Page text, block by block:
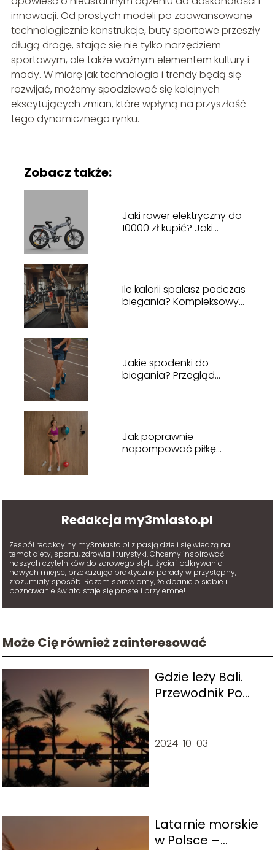
innowacji. Od prostych modeli po zaawansowane
technologicznie konstrukcje, buty sportowe przeszły
długą drogę, stając się nie tylko narzędziem
sportowym, ale także ważnym elementem kultury i
mody. W miarę jak technologia i trendy będą się
rozwijać, możemy spodziewać się kolejnych
ekscytujących zmian, które wpłyną na przyszłość
tego dynamicznego rynku.
Zobacz także:
Jaki rower elektryczny do
10000 zł kupić? Jaki
Ile kalorii spalasz podczas
biegania? Kompleksowy
Jakie spodenki do
biegania? Przegląd
Jak poprawnie
napompować piłkę
Redakcja my3miasto.pl
Zespół redakcyjny my3miasto.pl z pasją dzieli się wiedzą na
temat diety, sportu, zdrowia i turystyki. Chcemy inspirować
naszych czytelników do zdrowego stylu życia i odkrywania
nowych miejsc, przekazując praktyczne porady w przystępny,
zrozumiały sposób. Razem sprawiamy, że dbanie o siebie i
poznawanie świata staje się proste i przyjemne!
Może Cię również zainteresować
Gdzie leży Bali.
Przewodnik Po
2024-10-03
Latarnie morskie
w Polsce –